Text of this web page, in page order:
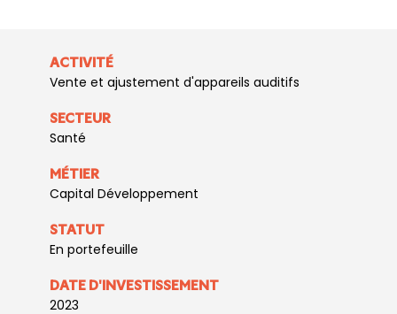
ACTIVITÉ
Vente et ajustement d'appareils auditifs
SECTEUR
Santé
MÉTIER
Capital Développement
STATUT
En portefeuille
DATE D'INVESTISSEMENT
2023